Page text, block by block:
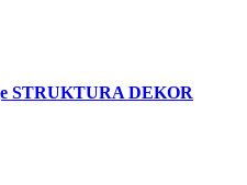
STRUKTURA DEKOR